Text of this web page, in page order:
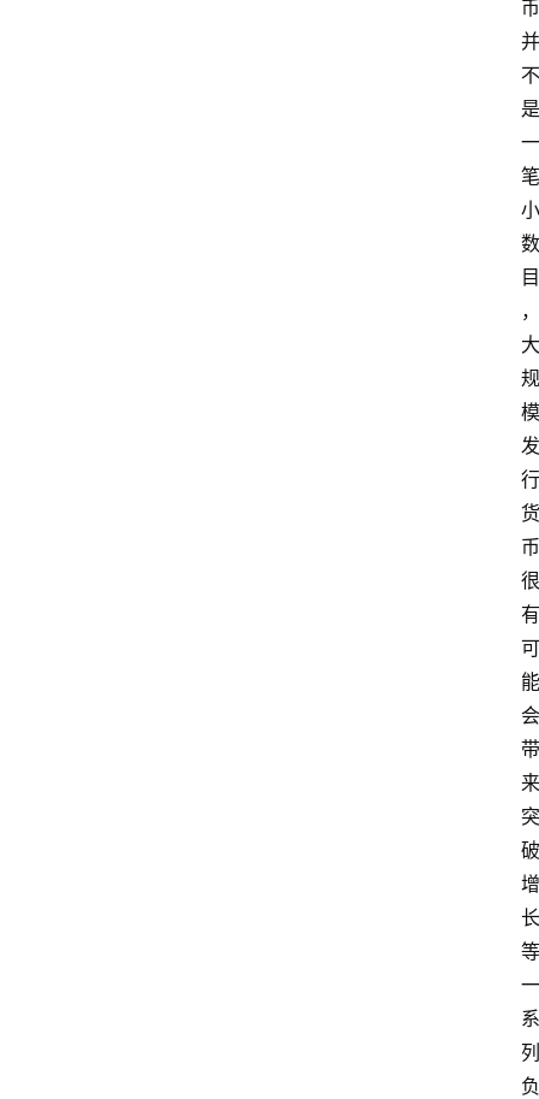
币
并
不
是
一
笔
小
数
目
，
大
规
模
发
行
货
币
很
有
可
能
会
带
来
突
破
增
长
等
一
系
列
负